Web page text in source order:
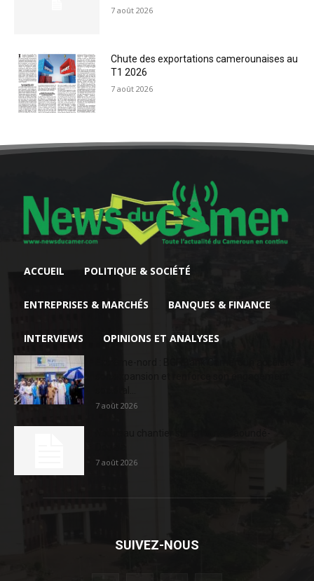
7 août 2026
Chute des exportations camerounaises au
T1 2026
7 août 2026
ACCUEIL POLITIQUE & SOCIÉTÉ
ENTREPRISES & MARCHÉS BANQUES & FINANCE
INTERVIEWS OPINIONS ET ANALYSES
7 août 2026
7 août 2026
SUIVEZ-NOUS